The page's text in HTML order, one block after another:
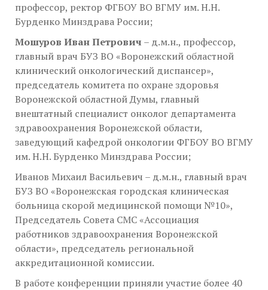
профессор, ректор ФГБОУ ВО ВГМУ им. Н.Н.
Бурденко Минздрава России;
Мошуров Иван Петрович – д.м.н., профессор,
главный врач БУЗ ВО «Воронежский областной
клинический онкологический диспансер»,
председатель комитета по охране здоровья
Воронежской областной Думы, главный
внештатный специалист онколог департамента
здравоохранения Воронежской области,
заведующий кафедрой онкологии ФГБОУ ВО ВГМУ
им. Н.Н. Бурденко Минздрава России;
Иванов Михаил Васильевич – д.м.н., главный врач
БУЗ ВО «Воронежская городская клиническая
больница скорой медицинской помощи №10»,
Председатель Совета СМС «Ассоциация
работников здравоохранения Воронежской
области», председатель региональной
аккредитационной комиссии.
В работе конференции приняли участие более 40